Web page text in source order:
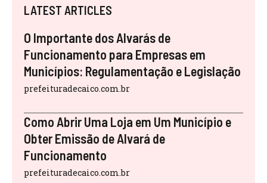
LATEST ARTICLES
O Importante dos Alvarás de
Funcionamento para Empresas em
Municípios: Regulamentação e Legislação
prefeituradecaico.com.br
Como Abrir Uma Loja em Um Município e
Obter Emissão de Alvará de
Funcionamento
prefeituradecaico.com.br